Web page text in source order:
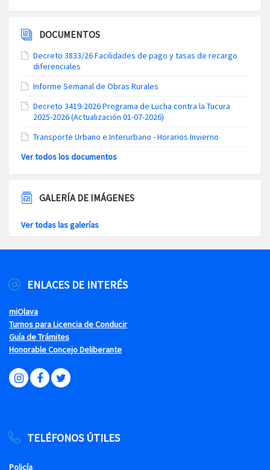
DOCUMENTOS
Decreto 3833/26 Facilidades de pago y tasas de recargo
diferenciales
Informe Semanal de Obras Rurales
Decreto 3419-2026 Programa de Lucha contra la Tucura
2025-2026 (Actualización 01-07-2026)
Transporte Urbano e Interurbano - Horarios Invierno
Ver todos los documentos
GALERÍA DE IMÁGENES
Ver todas las galerías
ENLACES DE INTERÉS
miOlava
Turnos para Licencia de Conducir
Guía de Trámites
Honorable Concejo Deliberante
TELÉFONOS ÚTILES
Policía